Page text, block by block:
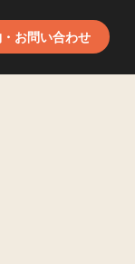
お問い合わせ